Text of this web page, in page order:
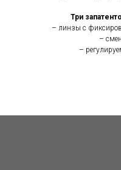
Три
– линзы с
–
–